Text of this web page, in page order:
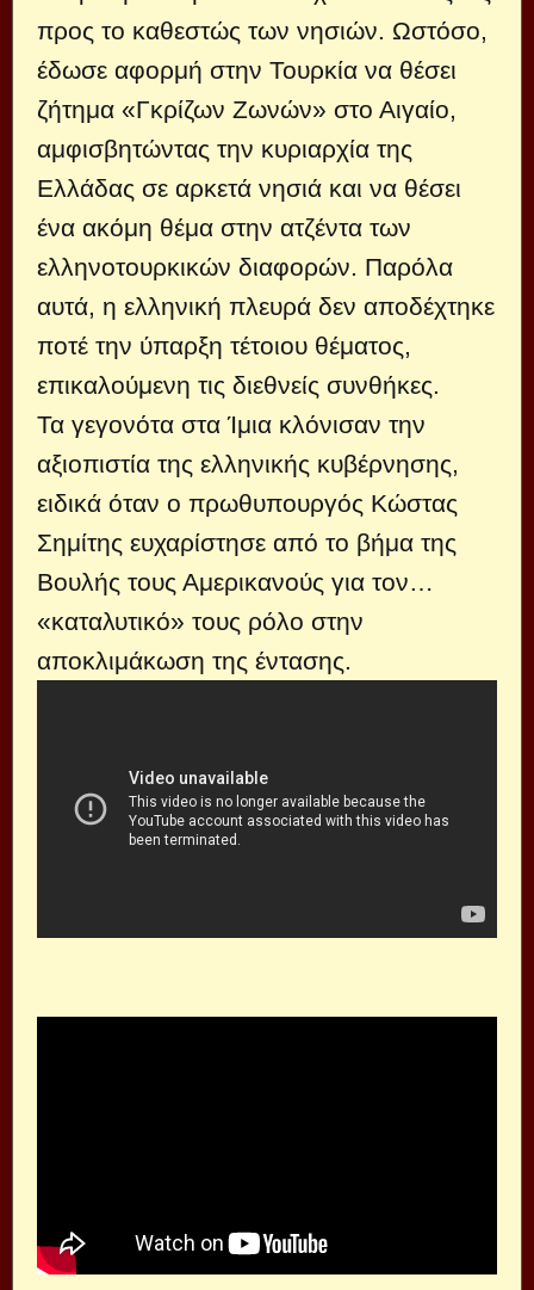
προς το καθεστώς των νησιών. Ωστόσο,
έδωσε αφορμή στην Τουρκία να θέσει
ζήτημα «Γκρίζων Ζωνών» στο Αιγαίο,
αμφισβητώντας την κυριαρχία της
Ελλάδας σε αρκετά νησιά και να θέσει
ένα ακόμη θέμα στην ατζέντα των
ελληνοτουρκικών διαφορών. Παρόλα
αυτά, η ελληνική πλευρά δεν αποδέχτηκε
ποτέ την ύπαρξη τέτοιου θέματος,
επικαλούμενη τις διεθνείς συνθήκες.
Τα γεγονότα στα Ίμια κλόνισαν την
αξιοπιστία της ελληνικής κυβέρνησης,
ειδικά όταν ο πρωθυπουργός Κώστας
Σημίτης ευχαρίστησε από το βήμα της
Βουλής τους Αμερικανούς για τον…
«καταλυτικό» τους ρόλο στην
αποκλιμάκωση της έντασης.